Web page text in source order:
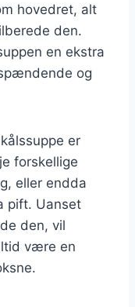
hovedret, alt
den.
en ekstra
og
er
forskellige
eller endda
pift. Uanset
den, vil
være en